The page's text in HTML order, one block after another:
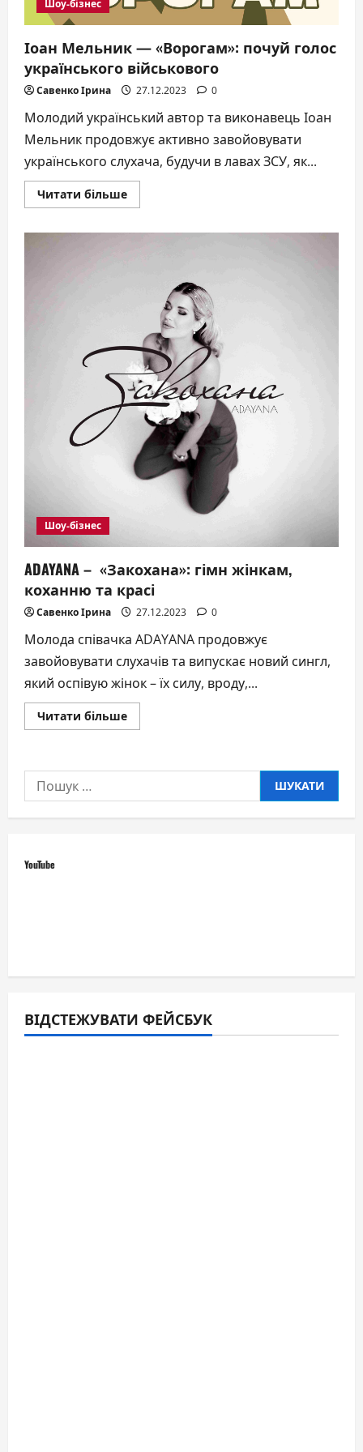
Шоу-бізнес
Іоан Мельник — «Ворогам»: почуй голос
українського військового
Савенко Ірина 27.12.2023 0
Молодий український автор та виконавець Іоан
Мельник продовжує активно завойовувати
українського слухача, будучи в лавах ЗСУ, як...
Читати більшеДокладніше
про
українського
військового
Шоу-бізнес
ADAYANA – «Закохана»: гімн жінкам,
коханню та красі
Савенко Ірина 27.12.2023 0
Молода співачка ADAYANA продовжує
завойовувати слухачів та випускає новий сингл,
який оспівую жінок – їх силу, вроду,...
Читати більшеДокладніше
про
«Закохана»:
коханню
та
Пошук:
YouTube
ВІДСТЕЖУВАТИ ФЕЙСБУК